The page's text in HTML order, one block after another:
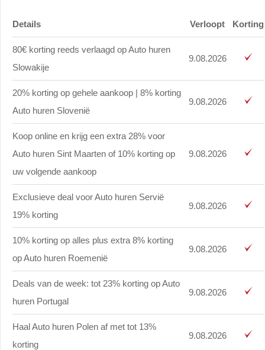
Details Verloopt Korting
80€ korting reeds verlaagd op Auto huren
Slowakije
9.08.2026
20% korting op gehele aankoop | 8% korting
Auto huren Slovenië
9.08.2026
Koop online en krijg een extra 28% voor
Auto huren Sint Maarten of 10% korting op
uw volgende aankoop
9.08.2026
Exclusieve deal voor Auto huren Servië
19% korting
9.08.2026
10% korting op alles plus extra 8% korting
op Auto huren Roemenië
9.08.2026
Deals van de week: tot 23% korting op Auto
huren Portugal
9.08.2026
Haal Auto huren Polen af met tot 13%
korting
9.08.2026